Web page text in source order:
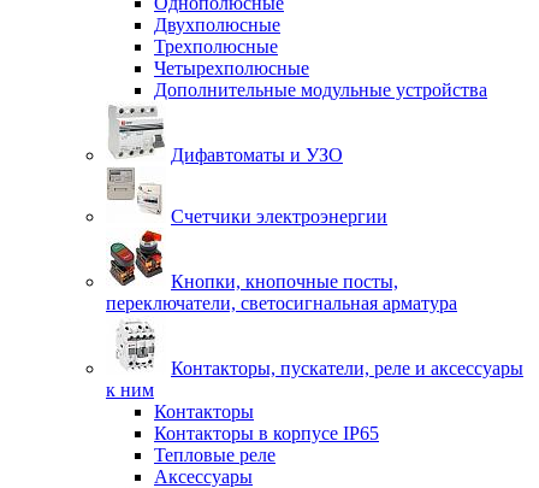
Двухполюсные
Трехполюсные
Четырехполюсные
Дополнительные модульные устройства
Дифавтоматы и УЗО
Счетчики электроэнергии
Кнопки, кнопочные посты,
переключатели, светосигнальная арматура
Контакторы, пускатели, реле и аксессуары
к ним
Контакторы
Контакторы в корпусе IP65
Тепловые реле
Аксессуары